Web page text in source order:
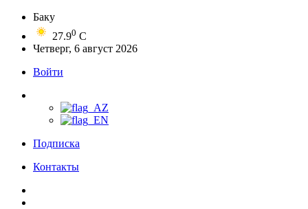
Баку
27.90 C
Четверг, 6 август 2026
Войти
Подписка
Контакты